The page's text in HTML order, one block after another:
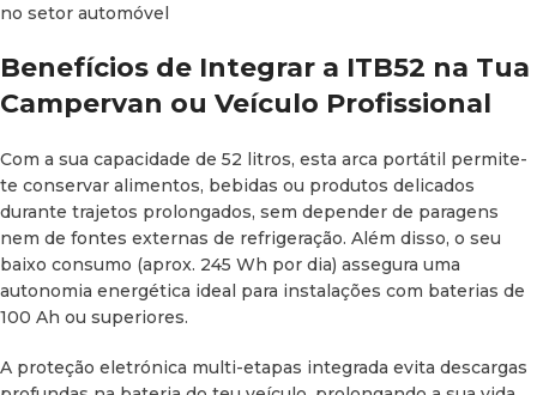
no setor automóvel
Benefícios de Integrar a ITB52 na Tua
Campervan ou Veículo Profissional
Com a sua capacidade de 52 litros, esta arca portátil permite-
te conservar alimentos, bebidas ou produtos delicados
durante trajetos prolongados, sem depender de paragens
nem de fontes externas de refrigeração. Além disso, o seu
baixo consumo (aprox. 245 Wh por dia) assegura uma
autonomia energética ideal para instalações com baterias de
100 Ah ou superiores.
A proteção eletrónica multi-etapas integrada evita descargas